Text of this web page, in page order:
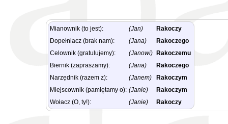
Mianownik (to jest): (Jan)
Rakoczy
Dopełniacz (brak nam):
(Jana)
Rakoczego
Celownik (gratulujemy):
(Janowi)
Rakoczemu
Biernik (zapraszamy):
(Jana)
Rakoczego
Narzędnik (razem z):
(Janem)
Rakoczym
Miejscownik (pamiętamy o): (Janie)
Rakoczym
Wołacz (O, ty!):
(Janie) Rakoczy